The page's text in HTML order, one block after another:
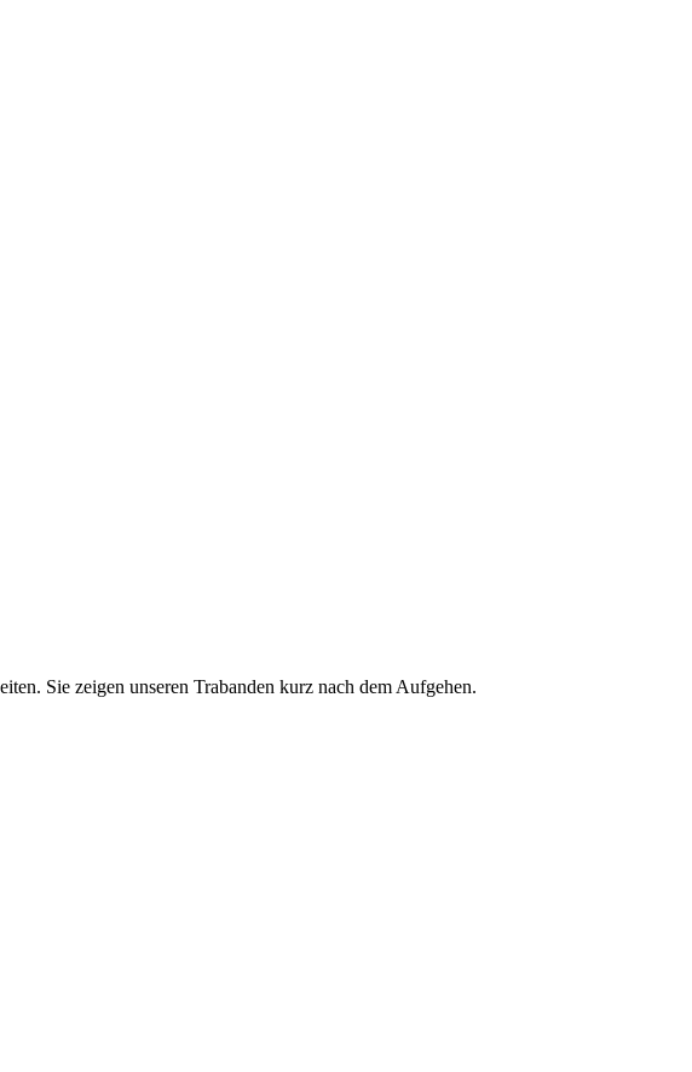
Sie zeigen unseren Trabanden kurz nach dem Aufgehen.